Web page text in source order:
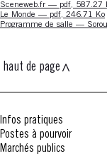
Nouvelle fenêtre
Sceneweb.fr — pdf, 587.27
Nouvelle fenêtre
Le Monde — pdf, 246.71 Ko
Nouvelle fenêtre
Programme de salle —
haut de page
Infos pratiques
Postes à pourvoir
Marchés publics